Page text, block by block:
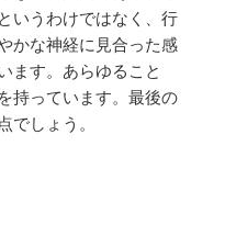
いうわけではなく、行
かな神経に見合った感
ます。あらゆること
持っています。最後の
でしょう。